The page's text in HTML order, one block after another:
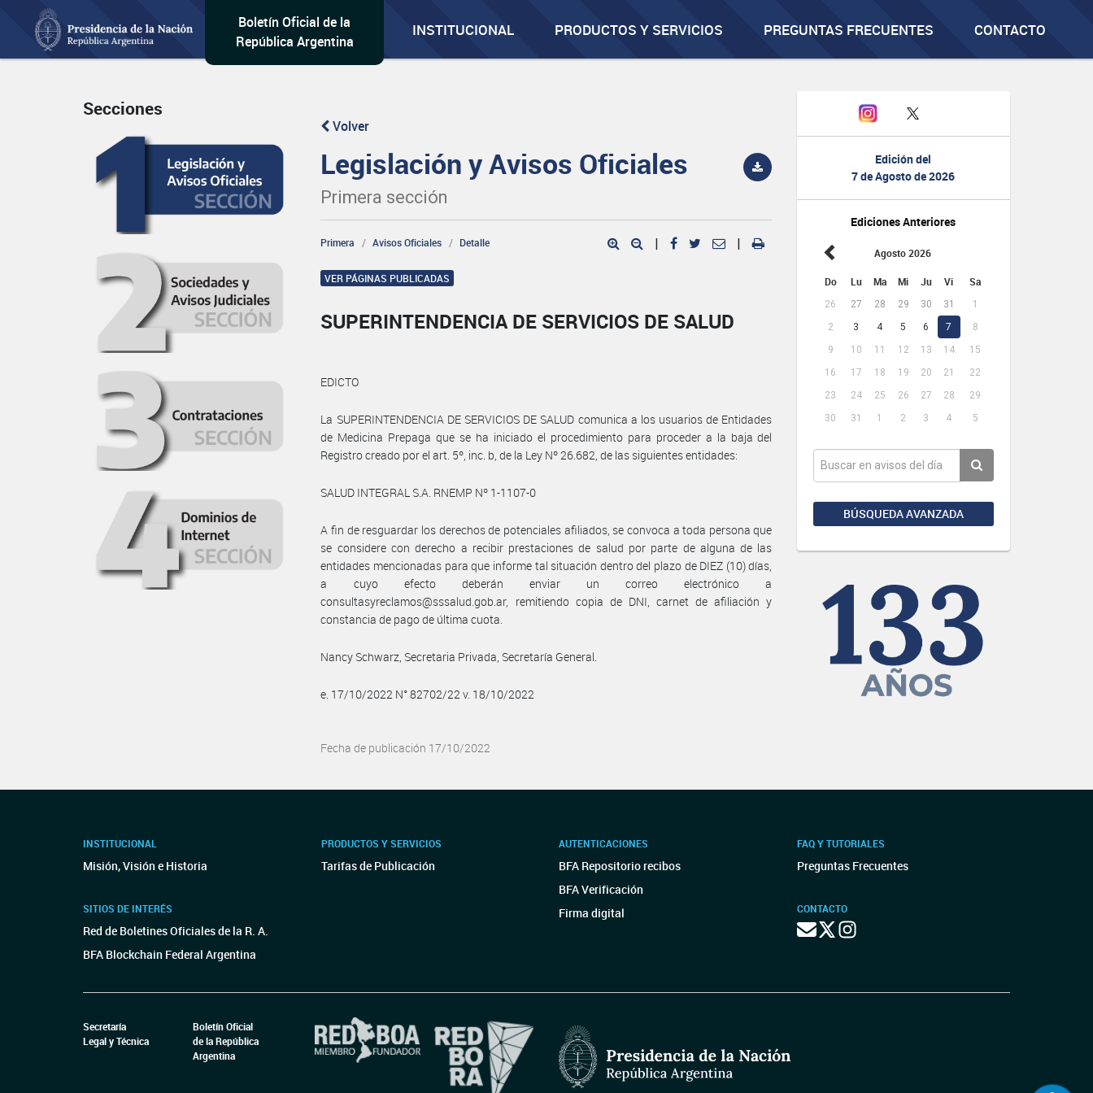
Boletín Oficial de la
República Argentina
INSTITUCIONAL PRODUCTOS Y SERVICIOS PREGUNTAS FRECUENTES CONTACTO
Edición del
7 de Agosto de 2026
Ediciones Anteriores
Agosto 2026
Do Lu Ma Mi Ju Vi Sa
26 27 28 29 30 31
1
2
3 4 5 6 7
8
9
10 11 12 13 14
15
16
17 18 19 20 21
22
23
24 25 26 27 28
29
30
31 1 2 3 4 5
BÚSQUEDA AVANZADA
Secciones
Volver
Legislación y Avisos Oficiales
Primera sección
Primera Avisos Oficiales Detalle | |
VER PÁGINAS PUBLICADAS
SUPERINTENDENCIA DE SERVICIOS DE SALUD
EDICTO
La SUPERINTENDENCIA DE SERVICIOS DE SALUD comunica a los usuarios de Entidades
de Medicina Prepaga que se ha iniciado el procedimiento para proceder a la baja del
Registro creado por el art. 5º, inc. b, de la Ley Nº 26.682, de las siguientes entidades:
SALUD INTEGRAL S.A. RNEMP Nº 1-1107-0
A fin de resguardar los derechos de potenciales afiliados, se convoca a toda persona que
se considere con derecho a recibir prestaciones de salud por parte de alguna de las
entidades mencionadas para que informe tal situación dentro del plazo de DIEZ (10) días,
a cuyo efecto deberán enviar un correo electrónico a
consultasyreclamos@sssalud.gob.ar, remitiendo copia de DNI, carnet de afiliación y
constancia de pago de última cuota.
Nancy Schwarz, Secretaria Privada, Secretaría General.
e. 17/10/2022 N° 82702/22 v. 18/10/2022
Fecha de publicación 17/10/2022
INSTITUCIONAL
Misión, Visión e Historia
SITIOS DE INTERÉS
Red de Boletines Oficiales de la R. A.
BFA Blockchain Federal Argentina
PRODUCTOS Y SERVICIOS
Tarifas de Publicación
AUTENTICACIONES
BFA Repositorio recibos
BFA Verificación
Firma digital
FAQ Y TUTORIALES
Preguntas Frecuentes
CONTACTO
Secretaría
Legal y Técnica
Boletín Oficial
de la República
Argentina